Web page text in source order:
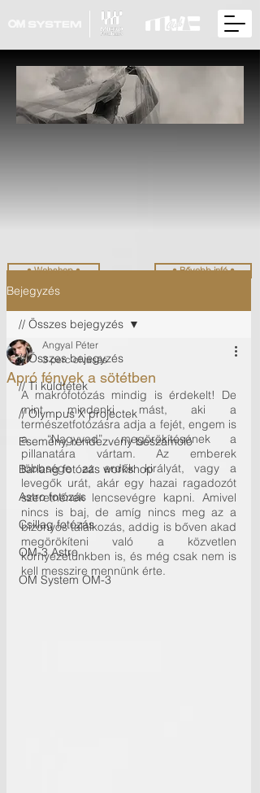
Bejegyzés
// Összes bejegyzés
// Ti küldtétek
// Olympus X projectek
Esemény, rendezvény beszámoló
Barlang fotózás workshop
Astro fotózás
Csillag fotózás
OM-3 Astro
OM System OM-3
// Összes bejegyzés
Apró fények a sötétben
Angyal Péter
3 perc olvasás
A makrófotózás mindig is érdekelt! De
mint mindenki mást, aki a
természetfotózásra adja a fejét, engem is
a “Nagyvad” megörökítésének a
pillanatára vártam. Az emberek
többsége az erdők királyát, vagy a
levegők urát, akár egy hazai ragadozót
szeretnének lencsevégre kapni. Amivel
nincs is baj, de amíg nincs meg az a
bizonyos találkozás, addig is bőven akad
megörökíteni való a közvetlen
környezetünkben is, és még csak nem is
kell messzire mennünk érte.
• Webshop • • Bővebb infó •